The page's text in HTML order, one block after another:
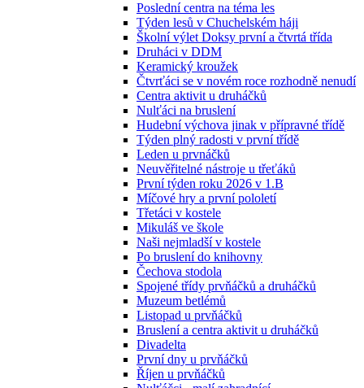
Poslední centra na téma les
Týden lesů v Chuchelském háji
Školní výlet Doksy první a čtvrtá třída
Druháci v DDM
Keramický kroužek
Čtvrťáci se v novém roce rozhodně nenudí
Centra aktivit u druháčků
Nulťáci na bruslení
Hudební výchova jinak v přípravné třídě
Týden plný radosti v první třídě
Leden u prvnáčků
Neuvěřitelné nástroje u třeťáků
První týden roku 2026 v 1.B
Míčové hry a první pololetí
Třetáci v kostele
Mikuláš ve škole
Naši nejmladší v kostele
Po bruslení do knihovny
Čechova stodola
Spojené třídy prvňáčků a druháčků
Muzeum betlémů
Listopad u prvňáčků
Bruslení a centra aktivit u druháčků
Divadelta
První dny u prvňáčků
Říjen u prvňáčků